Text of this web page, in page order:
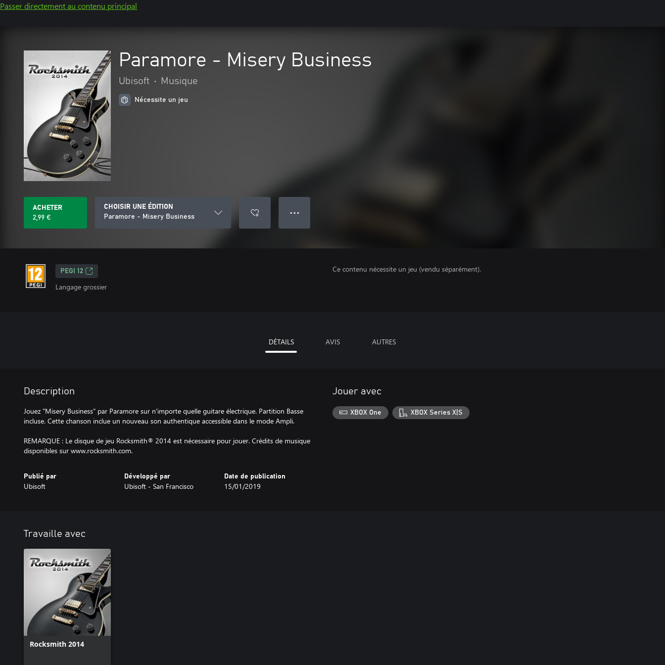
Passer directement au contenu principal
Paramore - Misery Business
Ubisoft • Musique
Nécessite un jeu
ACHETER
2,99 €
CHOISIR UNE ÉDITION
Paramore - Misery Business
● ● ●
PEGI 12
Langage grossier
Ce contenu nécessite un jeu (vendu séparément).
DÉTAILS AVIS AUTRES
Description
Jouez "Misery Business" par Paramore sur n'importe quelle guitare électrique. Partition Basse
incluse. Cette chanson inclue un nouveau son authentique accessible dans le mode Ampli.
REMARQUE : Le disque de jeu Rocksmith® 2014 est nécessaire pour jouer. Crédits de musique
disponibles sur www.rocksmith.com.
Publié par
Ubisoft
Développé par
Ubisoft - San Francisco
Date de publication
15/01/2019
Jouer avec
XBOX One XBOX Series X|S
Travaille avec
Rocksmith 2014